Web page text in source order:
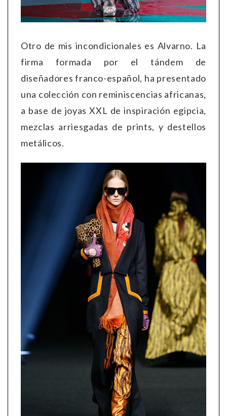
Otro de mis incondicionales es Alvarno. La
firma formada por el tándem de
diseñadores franco-español, ha presentado
una colección con reminiscencias africanas,
a base de joyas XXL de inspiración egipcia,
mezclas arriesgadas de prints, y destellos
metálicos.